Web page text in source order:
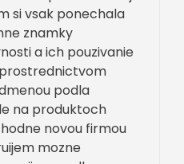
si vsak ponechala
znamky
a ich pouzivanie
podla
na produktoch
novou firmou
mozne